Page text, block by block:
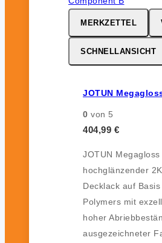
MERKZETTEL
SCHNELLANSICHT
JOTUN
0 von 5
404,99 €
JOTUN
hochglänzender
Decklack auf
Polymers mit
hoher
ausgezeichneter